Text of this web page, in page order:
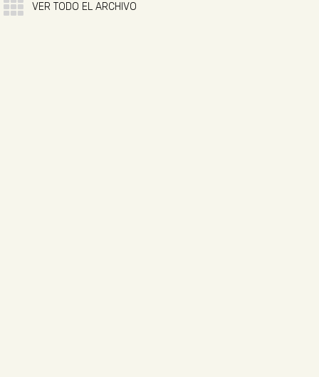
VER TODO EL ARCHIVO